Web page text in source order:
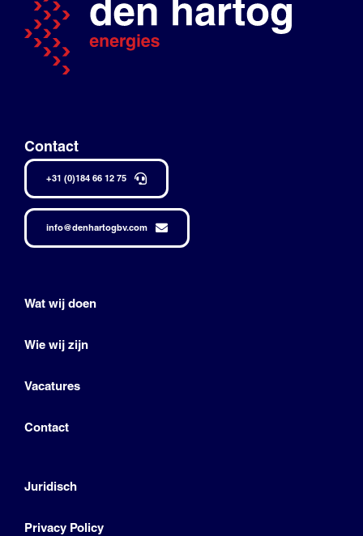
Contact
+31 (0)184 66 12 75
info@denhartogbv.com
Wat wij doen
Wie wij zijn
Vacatures
Contact
Juridisch
Privacy Policy